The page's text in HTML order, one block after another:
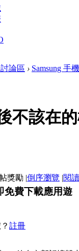
論區 › Samsung 手
不該在
|倒序瀏覽 |閱
免費下載應用遊
註冊